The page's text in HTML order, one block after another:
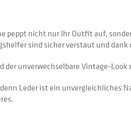
peppt nicht nur Ihr Outfit auf,
sind sicher verstaut und
der unverwechselbare Vintage-
Leder ist ein unvergleichliches